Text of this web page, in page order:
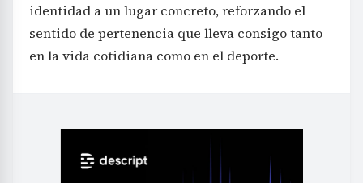
identidad a un lugar concreto, reforzando el
sentido de pertenencia que lleva consigo tanto
en la vida cotidiana como en el deporte.